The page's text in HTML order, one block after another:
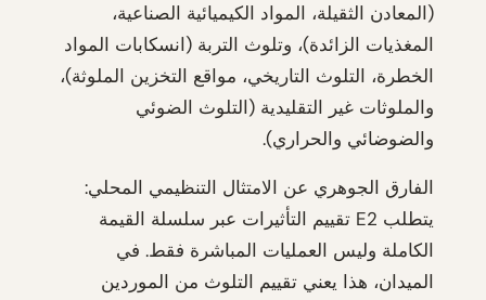
(المعادن الثقيلة، المواد الكيميائية الصناعية،
المغذيات الزائدة)، وتلوث التربة (انسكابات المواد
الخطرة، التلوث التاريخي، مواقع التخزين الملوثة)،
والملوثات غير التقليدية (التلوث الضوئي
والضوضائي والحراري).
الفارق الجوهري عن الامتثال التنظيمي المحلي:
يتطلب E2 تقييم التأثيرات عبر سلسلة القيمة
الكاملة وليس العمليات المباشرة فقط. في
الميدان، هذا يعني تقييم التلوث من الموردين